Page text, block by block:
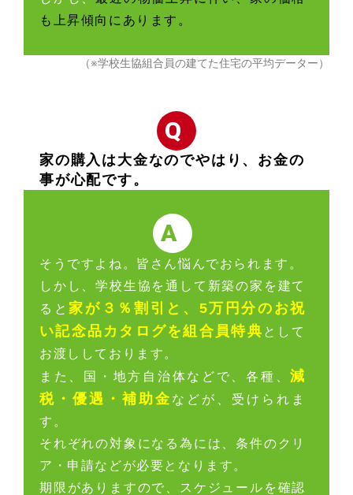
も上昇傾向にあります。
（※学校生協組合員の建てた住宅の平均データー）
Q
家の購入は大金なのでやはり、お金の
事が心配です。
A
そうですよね。皆さん悩んでおられます。
しかし、学校生協を通して新築の家を建て
ると 家が３％割引と、5万円分のお祝
い記念品カタログを組合員特典 として
お渡ししております。
また、国・地方自治体などで、各種、減
税・優遇・補助金 などが、受けられま
す。
それぞれの対象になる為には、条件のクリ
ア・申請などが必要となります。
期限がありますので、スケジュールを確認